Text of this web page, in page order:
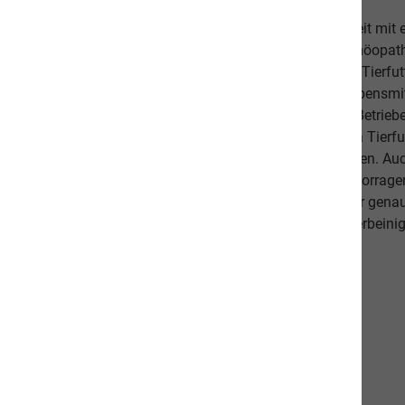
Unsere hochwertige Tiernahrung ist in Zusammenarbeit mit
bestehend aus einer Tierärztin, Tierheilpraktikern,
Ernährungsfachleuten entwickelt worden. Das leckere
Fischanteil von ca. 70% im Durchschnitt und weist
Schlachtabfälle). Höchste Qualität aus kontrollierten
Beilagen sind der Garant, dass Sie mit unserem naVita
Lieblinge ausgewogen und abwechslungsreich ernähren.
darauf, dass es Ihnen persönlich gut geht. Unsere
beweisen dies. Als Schweizer Unternehmen kennen wir
Qualitätsansprüche unserer Kunden sowie unseren